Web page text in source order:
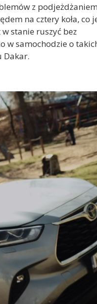
z
na cztery koła, co
stanie ruszyć bez
w samochodzie o
Dakar.